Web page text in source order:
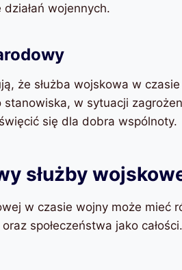
wojennych.
że służba wojskowa w
stanowiska, w sytuacji
się dla dobra wspólnoty.
służby
w czasie wojny może mieć
społeczeństwa jako